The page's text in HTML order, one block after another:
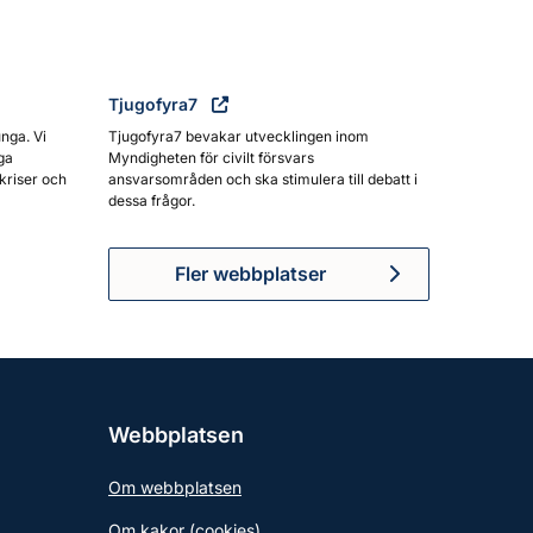
Vi
och
Tjugofyra7
Tjugofyra7 bevakar utvecklingen inom
Myndigheten för civilt försvars
ansvarsområden och ska stimulera till debatt i
dessa frågor.
Fler webbplatser
Webbplatsen
Om webbplatsen